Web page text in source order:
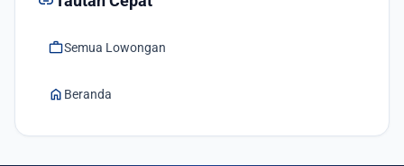
workSemua Lowongan
home Beranda